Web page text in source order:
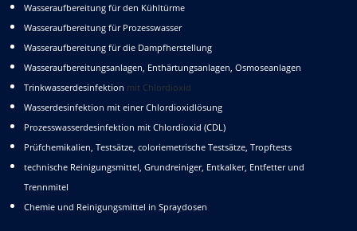
Wasseraufbereitung für den Kühltürme
Wasseraufbereitung für Prozesswasser
Wasseraufbereitung für die Dampfherstellung
Wasseraufbereitungsanlagen, Enthärtungsanlagen, Osmoseanlagen
Trinkwasserdesinfektion mit Chlordioxid
Wasserdesinfektion mit einer Chlordioxidlösung
Prozesswasserdesinfektion mit Chlordioxid (CDL)
Prüfchemikalien, Testsätze, coloriemetrische Testsätze, Tropftests
technische Reinigungsmittel, Grundreiniger, Entkalker, Entfetter und
Trennmitel
Chemie und Reinigungsmittel in Spraydosen